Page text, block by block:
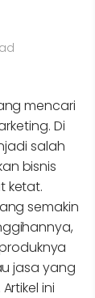
mencari
Di
salah
bisnis
ketat.
semakin
jasa yang
ini